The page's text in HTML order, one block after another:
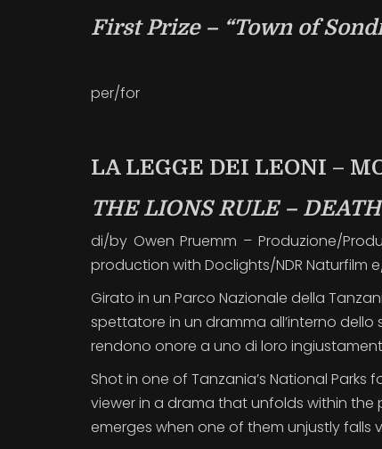
First Prize – “Town of
per/for
LA LEGGE DEI LEONI –
THE LIONS RULE –
di/by Owen Pruemm – Produzione/
production with Doclights/NDR Naturfilm
Girato in un Parco Nazionale della
spettatore in un dramma all’interno
rendono onore a uno di loro
Shot in one of Tanzania’s National
viewer in a drama that unfolds within the
emerges when one of them unjustly falls